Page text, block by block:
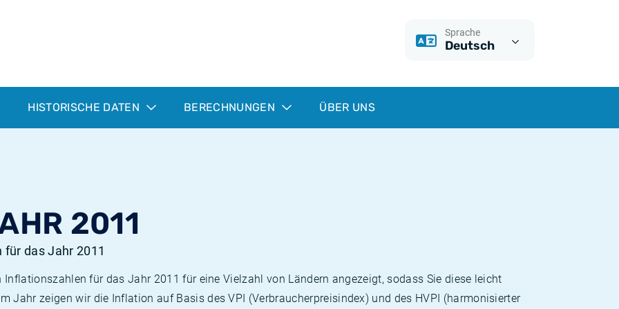
Sprache
Deutsch
HISTORISCHE DATEN BERECHNUNGEN ÜBER UNS
2011
das Jahr 2011
für das Jahr 2011 für eine Vielzahl von Ländern angezeigt, sodass Sie diese leicht
Jahr zeigen wir die Inflation auf Basis des VPI (Verbraucherpreisindex) und des HVPI (harmonisierter